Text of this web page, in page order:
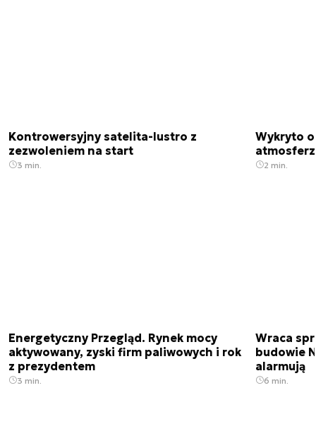
Kontrowersyjny satelita-lustro z
zezwoleniem na start
3 min.
Wykryto
2 min.
Energetyczny Przegląd. Rynek mocy
aktywowany, zyski firm paliwowych i rok
z prezydentem
3 min.
Wraca
budowie
alarmują
6 min.